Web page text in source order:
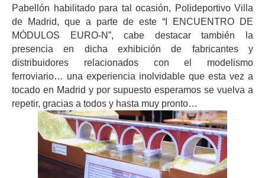
Pabellón habilitado para tal ocasión, Polideportivo Villa
de Madrid, que a parte de este “I ENCUENTRO DE
MÓDULOS EURO-N”, cabe destacar también la
presencia en dicha exhibición de fabricantes y
distribuidores relacionados con el modelismo
ferroviario… una experiencia inolvidable que esta vez a
tocado en Madrid y por supuesto esperamos se vuelva a
repetir, gracias a todos y hasta muy pronto…